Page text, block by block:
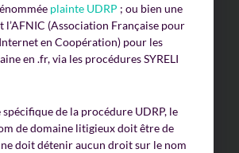
plainte UDRP ; ou bien une
l’AFNIC (Association Française pour
en Coopération) pour les
en .fr, via les procédures SYRELI
spécifique de la procédure UDRP, le
de domaine litigieux doit être de
doit détenir aucun droit sur le nom